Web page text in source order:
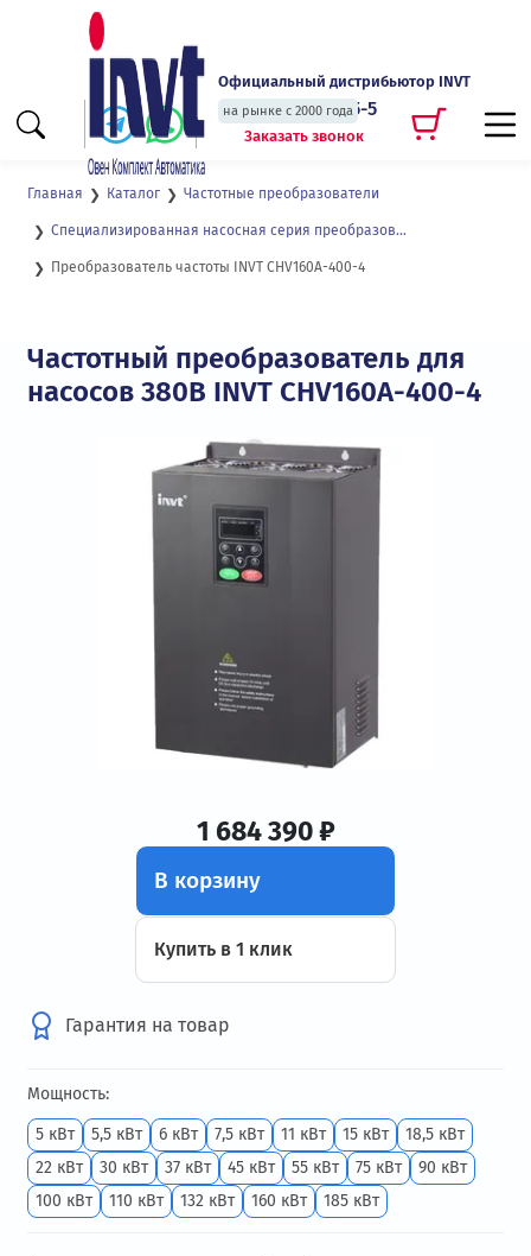
Официальный дистрибьютор INVT
на рынке с 2000 года
+7 (495) 135-135-5
Заказать звонок
Главная Каталог Частотные преобразователи
Специализированная насосная серия преобразователей частоты CHV160А
Преобразователь частоты INVT CHV160A-400-4
Частотный преобразователь для
насосов 380В INVT CHV160A-400-4
1 684 390 ₽
В корзину
Купить в 1 клик
Гарантия на товар
Мощность:
5 кВт
5,5 кВт 6 кВт 7,5 кВт 11 кВт 15 кВт
18,5 кВт
22 кВт
30 кВт 37 кВт 45 кВт 55 кВт 75 кВт
90 кВт
100 кВт
110 кВт 132 кВт 160 кВт 185 кВт